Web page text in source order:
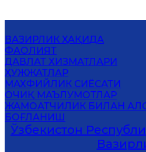
ВАЗИРЛИК ҲАҚИДА
ФАОЛИЯТ
ДАВЛАТ ХИЗМАТЛАРИ
ҲУЖЖАТЛАР
МАХФИЙЛИК СИЁСАТИ
ОЧИҚ МАЪЛУМОТЛАР
ЖАМОАТЧИЛИК БИЛАН
БОҒЛАНИШ
Ўзбекистон